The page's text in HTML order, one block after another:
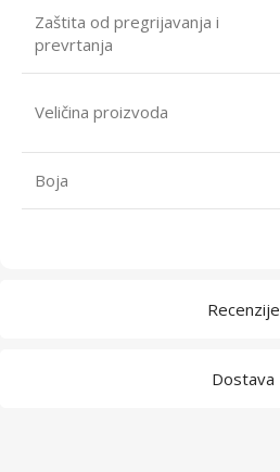
Recenzije
Dostava
Zaštita od pregrijavanja i
prevrtanja
Veličina proizvoda
Boja